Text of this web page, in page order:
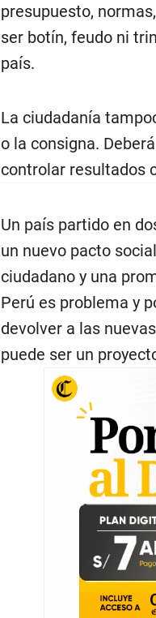
presupuesto,
ser botín, feudo ni
país.
La ciudadanía
o la consigna.
controlar resultados
Un país partido en
un nuevo pacto
ciudadano y una
Perú es problema y
devolver a las
puede ser un